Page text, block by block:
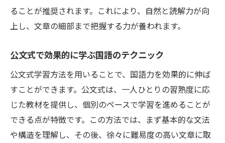
ることが推奨されます。これにより、自然と読解力が向
上し、文章の細部まで把握する力が養われます。
公文式で効果的に学ぶ国語のテクニック
公文式学習方法を用いることで、国語力を効果的に伸ば
すことができます。公文式は、一人ひとりの習熟度に応
じた教材を提供し、個別のペースで学習を進めることが
できる点が特徴です。この方法では、まず基本的な文法
や構造を理解し、その後、徐々に難易度の高い文章に取